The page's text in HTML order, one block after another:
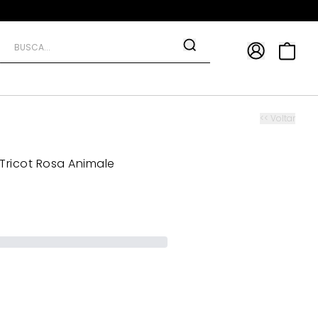
<< Voltar
Rosa Animale